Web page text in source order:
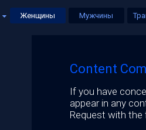
Женщины Мужчины
Content
If you have
appear in any
Request with the